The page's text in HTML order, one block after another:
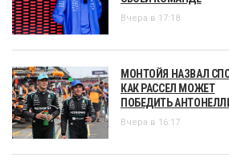
Вчера в 17:18
МОНТОЙЯ НАЗВАЛ
КАК РАССЕЛ МОЖЕТ
ПОБЕДИТЬ
Вчера в 16:17